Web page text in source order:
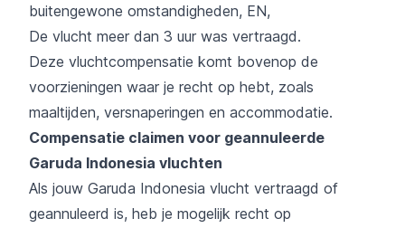
buitengewone omstandigheden, EN,
De vlucht meer dan 3 uur was vertraagd.
Deze vluchtcompensatie komt bovenop de
voorzieningen waar je recht op hebt, zoals
maaltijden, versnaperingen en accommodatie.
Compensatie claimen voor geannuleerde
Garuda Indonesia vluchten
Als jouw Garuda Indonesia vlucht vertraagd of
geannuleerd is, heb je mogelijk recht op